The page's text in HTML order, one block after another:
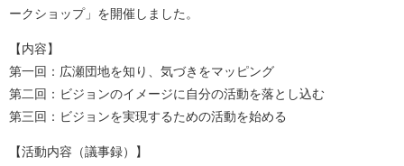
ークショップ」を開催しました。
【内容】
第一回：広瀬団地を知り、気づきをマッピング
第二回：ビジョンのイメージに自分の活動を落とし込む
第三回：ビジョンを実現するための活動を始める
【活動内容（議事録）】